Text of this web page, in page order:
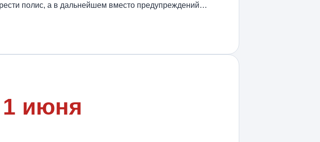
полис, а в дальнейшем вместо предупреждений…
июня